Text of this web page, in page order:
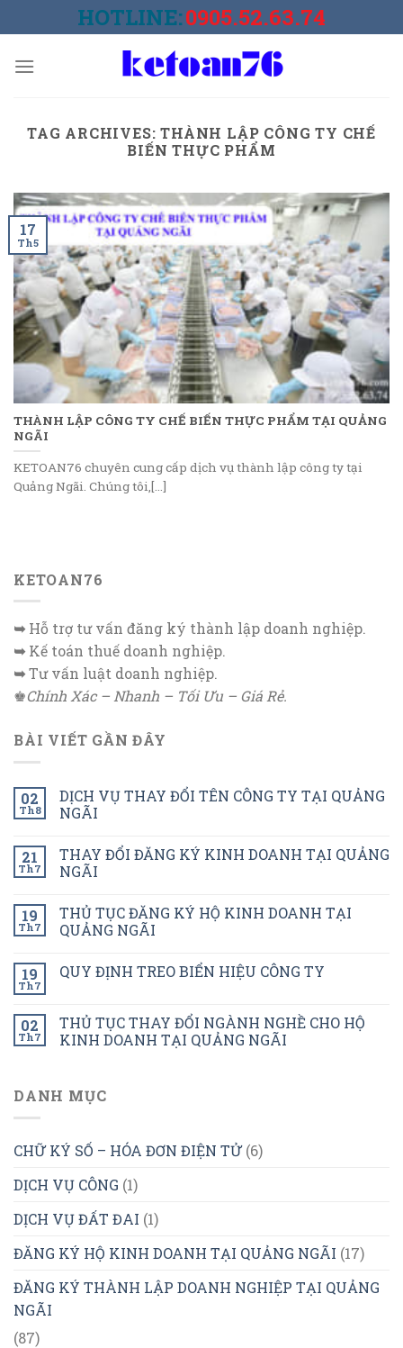
to
HOTLINE:0905.52.63.74
TAG ARCHIVES:THÀNH LẬP CÔNG TY CHẾ
BIẾN THỰC PHẨM
THÀNH LẬP CÔNG TY CHẾ BIẾN THỰC PHẨM TẠI QUẢNG
NGÃI
KETOAN76 chuyên cung cấp dịch vụ thành lập công ty tại
Quảng Ngãi. Chúng tôi,[...]
17
Th5
KETOAN76
➥Hỗ trợ tư vấn đăng ký thành lập doanh nghiệp.
➥Kế toán thuế doanh nghiệp.
➥Tư vấn luật doanh nghiệp.
♚Chính Xác – Nhanh – Tối Ưu – Giá Rẻ.
BÀI VIẾT GẦN ĐÂY
02
Th8
DỊCH VỤ THAY ĐỔI TÊN CÔNG TY TẠI QUẢNG
NGÃI
21
Th7
THAY ĐỔI ĐĂNG KÝ KINH DOANH TẠI QUẢNG
NGÃI
19
Th7
THỦ TỤC ĐĂNG KÝ HỘ KINH DOANH TẠI
QUẢNG NGÃI
19
Th7
QUY ĐỊNH TREO BIỂN HIỆU CÔNG TY
02
Th7
THỦ TỤC THAY ĐỔI NGÀNH NGHỀ CHO HỘ
KINH DOANH TẠI QUẢNG NGÃI
DANH MỤC
CHỮ KÝ SỐ – HÓA ĐƠN ĐIỆN TỬ(6)
DỊCH VỤ CÔNG (1)
DỊCH VỤ ĐẤT ĐAI (1)
ĐĂNG KÝ HỘ KINH DOANH TẠI QUẢNG NGÃI (17)
ĐĂNG KÝ THÀNH LẬP DOANH NGHIỆP TẠI QUẢNG
NGÃI
(87)